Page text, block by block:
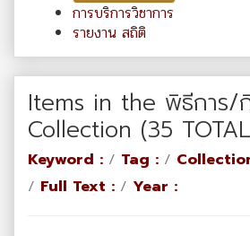
การบริการวิชาการ
รายงาน สถิติ
Items in the พิธีการ/
Collection (35
Keyword : / Tag : /
/ Full Text : / Year :